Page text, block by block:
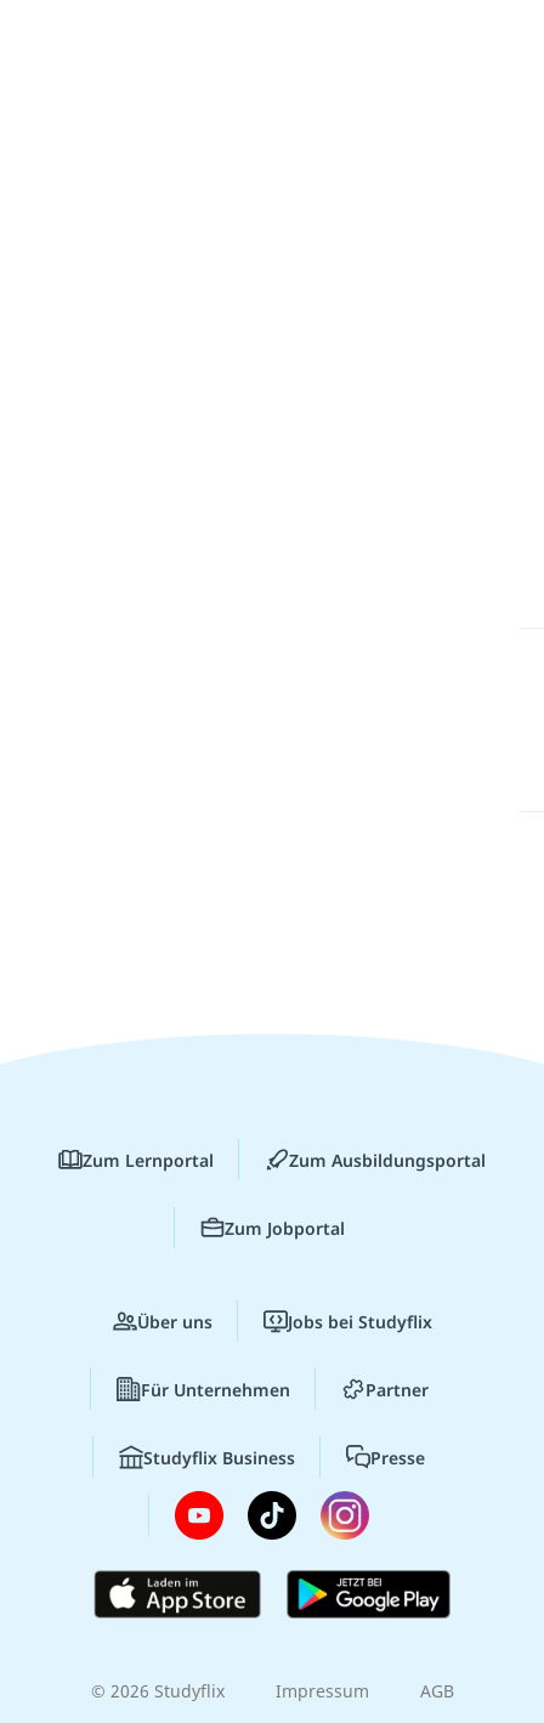
Zum Lernportal Zum Ausbildungsportal
Zum Jobportal
Über uns Jobs bei Studyflix
Für Unternehmen Partner
Studyflix Business Presse
© 2026 Studyflix Impressum AGB